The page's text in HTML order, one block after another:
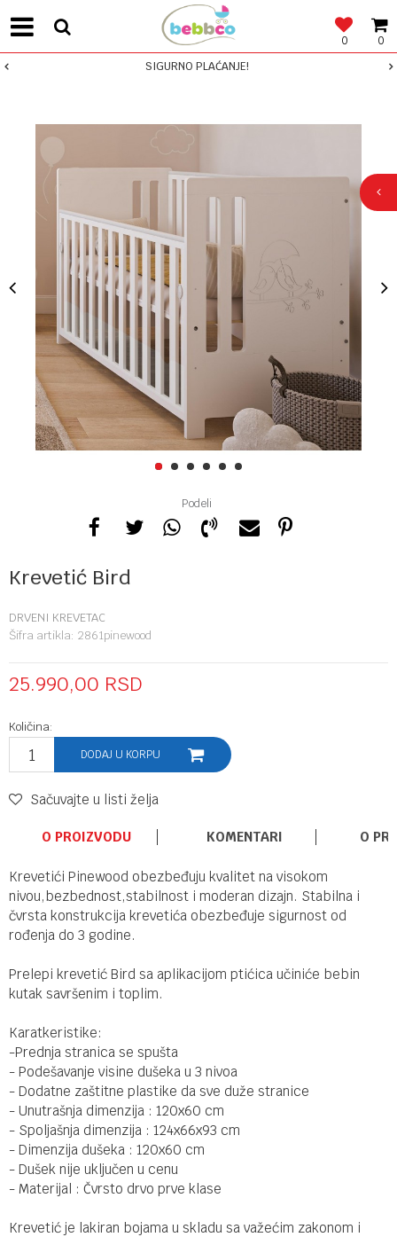
0
0
SIGURNO PLAĆANJE!
1 2 3 4 5 6
Podeli
Krevetić Bird
DRVENI KREVETAC
Šifra artikla: 2861pinewood
25.990,00 RSD
Količina:
DODAJ U KORPU
Sačuvajte u listi želja
O PROIZVODU KOMENTARI O
Krevetići Pinewood obezbeđuju kvalitet na visokom
nivou,bezbednost,stabilnost i moderan dizajn. Stabilna i
čvrsta konstrukcija krevetića obezbeđuje sigurnost od
rođenja do 3 godine.
Prelepi krevetić Bird sa aplikacijom ptićica učiniće bebin
kutak savršenim i toplim.
Karatkeristike:
-Prednja stranica se spušta
- Podešavanje visine dušeka u 3 nivoa
- Dodatne zaštitne plastike da sve duže stranice
- Unutrašnja dimenzija : 120x60 cm
- Spoljašnja dimenzija : 124x66x93 cm
- Dimenzija dušeka : 120x60 cm
- Dušek nije uključen u cenu
- Materijal : Čvrsto drvo prve klase
Krevetić je lakiran bojama u skladu sa važećim zakonom i